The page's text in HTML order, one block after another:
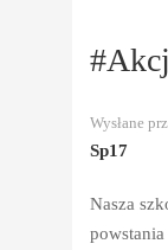
Wysłane
Sp17
Nasza